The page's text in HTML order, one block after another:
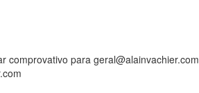
comprovativo para geral@alainvachier.com